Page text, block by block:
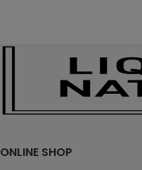
ONLINE SHOP